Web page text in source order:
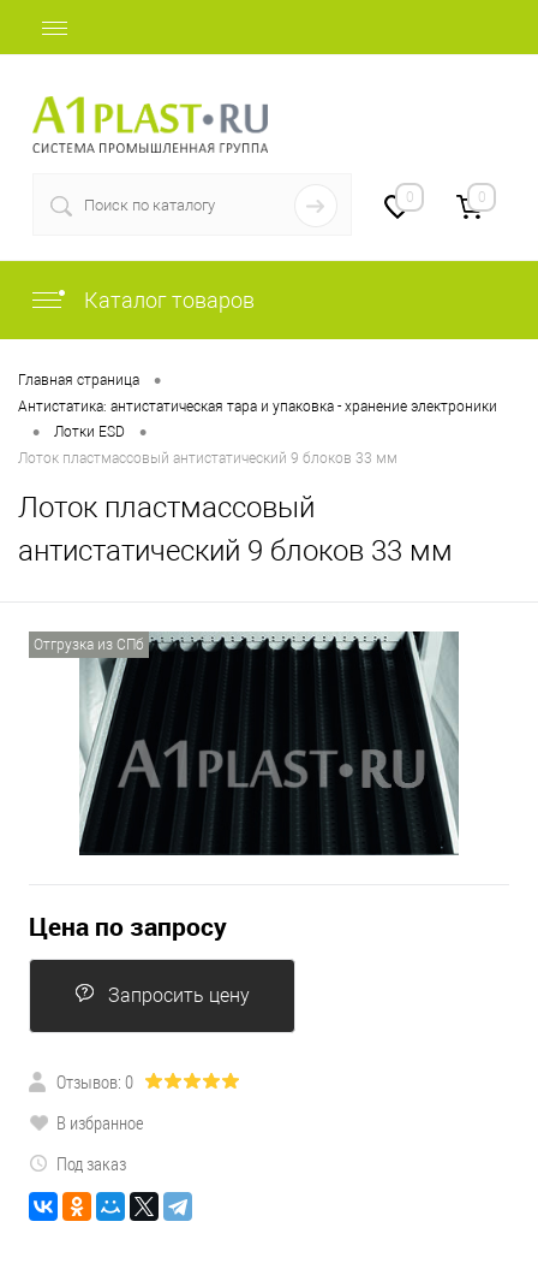
0 0
Каталог товаров
Главная страница •
Антистатика: антистатическая тара и упаковка - хранение электроники
• Лотки ESD •
Лоток пластмассовый антистатический 9 блоков 33 мм
Лоток пластмассовый
антистатический 9 блоков 33 мм
Отгрузка из СПб
Цена по запросу
Запросить цену
Отзывов: 0
В избранное
Под заказ